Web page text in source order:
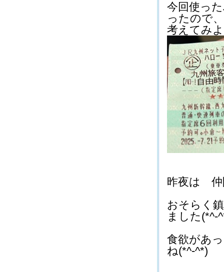
今回使っ
ったので
考えてみ
昨夜は 仲
おそらく
ました(*^-
食欲があ
ね(*^-^*)